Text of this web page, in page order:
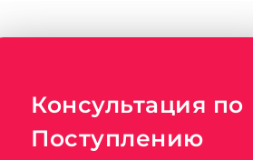
Консультация по
Поступлению